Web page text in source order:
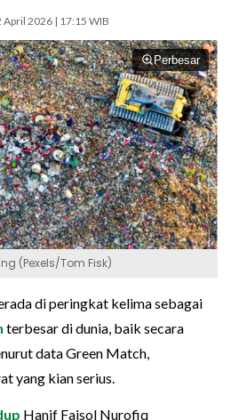
April 2026 | 17:15 WIB
Perbesar
(Pexels/Tom Fisk)
di peringkat kelima sebagai
terbesar di dunia, baik secara
data Green Match,
yang kian serius.
Hanif Faisol Nurofiq